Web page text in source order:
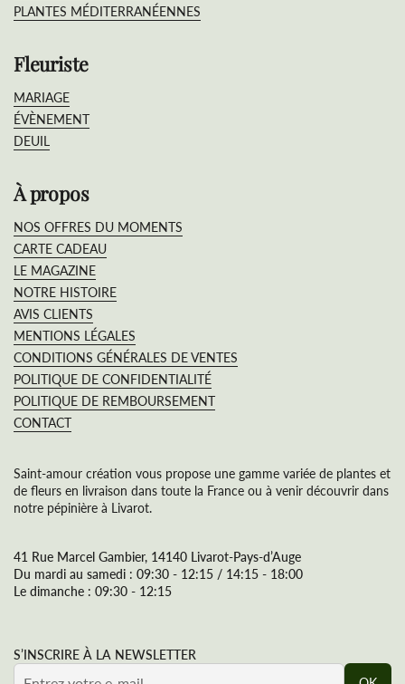
PLANTES MÉDITERRANÉENNES
Fleuriste
MARIAGE
ÉVÈNEMENT
DEUIL
À propos
NOS OFFRES DU MOMENTS
CARTE CADEAU
LE MAGAZINE
NOTRE HISTOIRE
AVIS CLIENTS
MENTIONS LÉGALES
CONDITIONS GÉNÉRALES DE VENTES
POLITIQUE DE CONFIDENTIALITÉ
POLITIQUE DE REMBOURSEMENT
CONTACT
Saint-amour création vous propose une gamme variée de plantes et
de fleurs en livraison dans toute la France ou à venir découvrir dans
notre pépinière à Livarot.
41 Rue Marcel Gambier, 14140 Livarot-Pays-d’Auge
Du mardi au samedi : 09:30 - 12:15 / 14:15 - 18:00
Le dimanche : 09:30 - 12:15
S’INSCRIRE À LA NEWSLETTER